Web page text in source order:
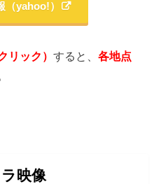
（yahoo!）
リック）すると、各地点
映像